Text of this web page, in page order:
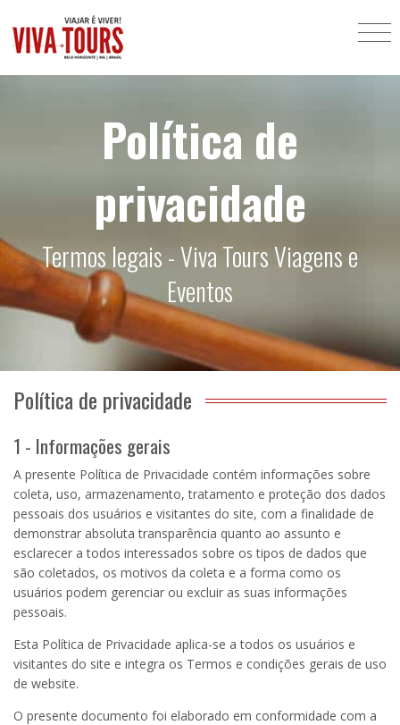
Política de
privacidade
Termos legais - Viva Tours Viagens e
Eventos
Política de privacidade
1 - Informações gerais
A presente Política de Privacidade contém informações sobre
coleta, uso, armazenamento, tratamento e proteção dos dados
pessoais dos usuários e visitantes do site, com a finalidade de
demonstrar absoluta transparência quanto ao assunto e
esclarecer a todos interessados sobre os tipos de dados que
são coletados, os motivos da coleta e a forma como os
usuários podem gerenciar ou excluir as suas informações
pessoais.
Esta Política de Privacidade aplica-se a todos os usuários e
visitantes do site e integra os Termos e condições gerais de uso
de website.
O presente documento foi elaborado em conformidade com a